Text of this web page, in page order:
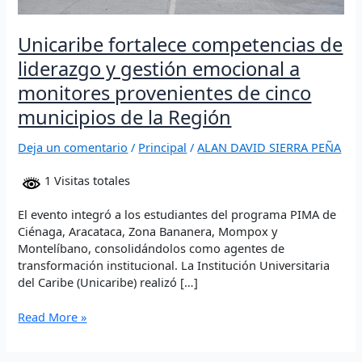
Unicaribe fortalece competencias de
liderazgo y gestión emocional a
monitores provenientes de cinco
municipios de la Región
Deja un comentario / Principal /ALAN DAVID SIERRA PEÑA
1 Visitas totales
El evento integró a los estudiantes del programa PIMA de
Ciénaga, Aracataca, Zona Bananera, Mompox y
Montelíbano, consolidándolos como agentes de
transformación institucional. La Institución Universitaria
del Caribe (Unicaribe) realizó […]
de
la
Región
Read More »